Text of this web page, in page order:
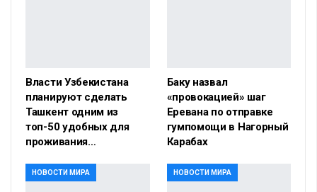
Власти Узбекистана
планируют сделать
Ташкент одним из
топ-50 удобных для
проживания…
Баку назвал
«провокацией» шаг
Еревана по отправке
гумпомощи в Нагорный
Карабах
НОВОСТИ МИРА НОВОСТИ МИРА